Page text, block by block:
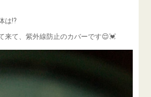
は⁉️
来て、紫外線防止のカバーです😌💓